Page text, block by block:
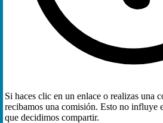
Si haces clic en un enlace o realizas una
recibamos una comisión. Esto no influye
que decidimos compartir.